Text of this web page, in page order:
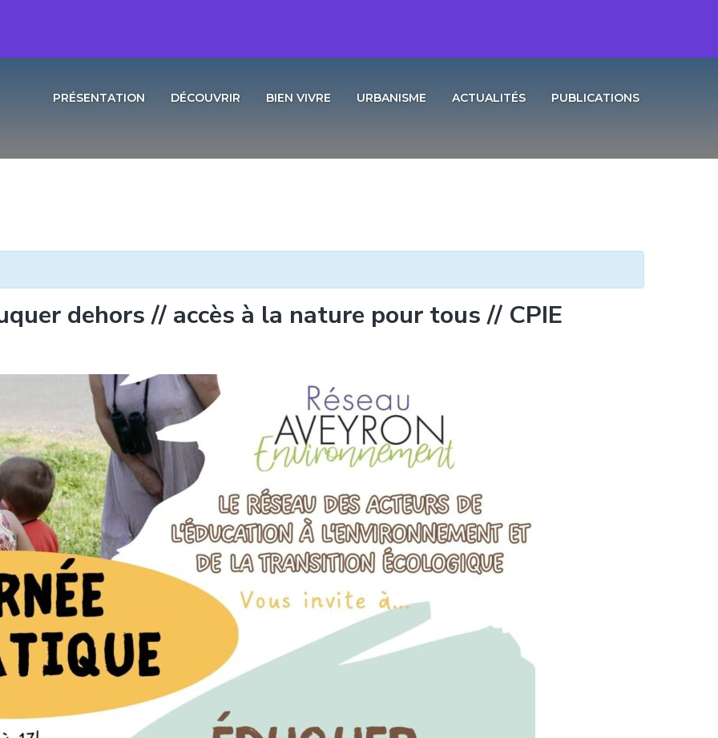
PRÉSENTATION DÉCOUVRIR BIEN VIVRE URBANISME ACTUALITÉS PUBLICATIONS
dehors // accès à la nature pour tous // CPIE